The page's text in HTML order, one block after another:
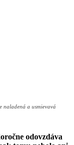
naladená a usmievavá
odovzdáva